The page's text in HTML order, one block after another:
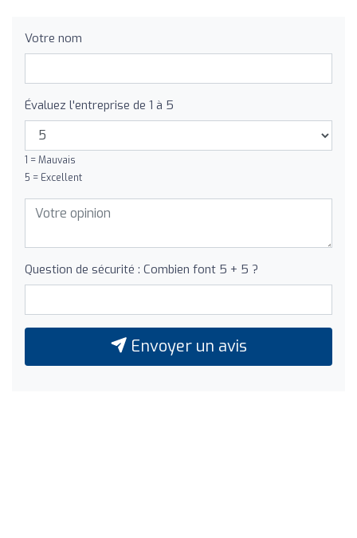
Votre nom
Évaluez l'entreprise de 1 à 5
1 = Mauvais
5 = Excellent
Question de sécurité : Combien font 5 + 5 ?
Envoyer un avis